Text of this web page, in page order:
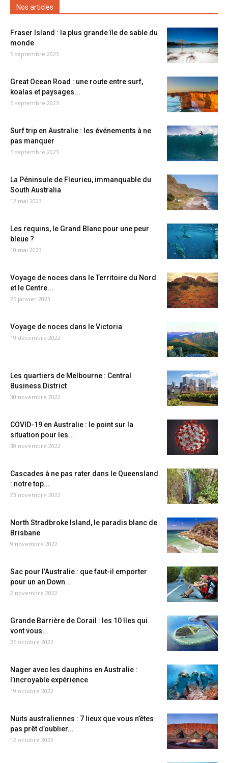
Nos articles
Fraser Island : la plus grande île de sable du
monde
5 septembre 2023
Great Ocean Road : une route entre surf,
koalas et paysages...
5 septembre 2023
Surf trip en Australie : les événements à ne
pas manquer
5 septembre 2023
La Péninsule de Fleurieu, immanquable du
South Australia
12 mai 2023
Les requins, le Grand Blanc pour une peur
bleue ?
10 mai 2023
Voyage de noces dans le Territoire du Nord
et le Centre...
25 janvier 2023
Voyage de noces dans le Victoria
19 décembre 2022
Les quartiers de Melbourne : Central
Business District
30 novembre 2022
COVID-19 en Australie : le point sur la
situation pour les...
30 novembre 2022
Cascades à ne pas rater dans le Queensland
: notre top...
23 novembre 2022
North Stradbroke Island, le paradis blanc de
Brisbane
9 novembre 2022
Sac pour l’Australie : que faut-il emporter
pour un an Down...
2 novembre 2022
Grande Barrière de Corail : les 10 îles qui
vont vous...
26 octobre 2022
Nager avec les dauphins en Australie :
l’incroyable expérience
19 octobre 2022
Nuits australiennes : 7 lieux que vous n’êtes
pas prêt d’oublier...
12 octobre 2022